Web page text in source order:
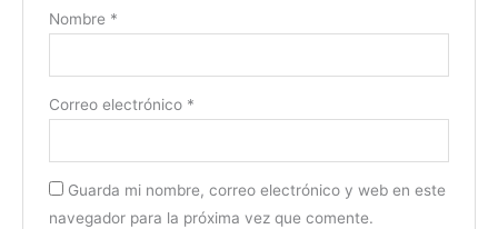
Nombre *
Correo electrónico *
Guarda mi nombre, correo electrónico y web en este
navegador para la próxima vez que comente.